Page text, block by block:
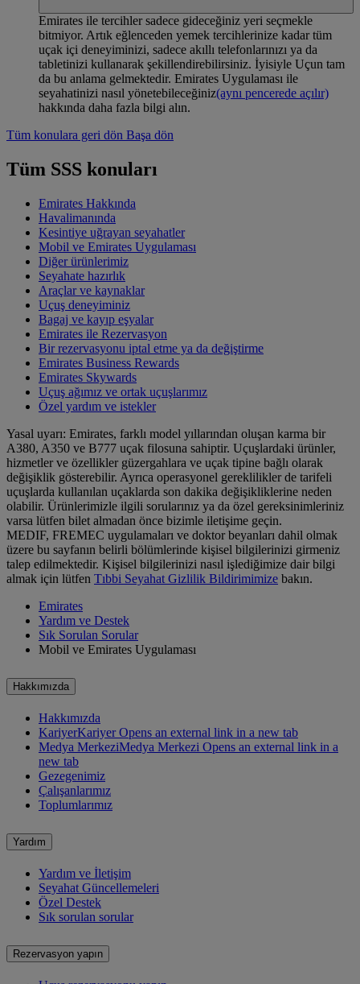
Emirates ile tercihler sadece gideceğiniz yeri seçmekle
bitmiyor. Artık eğlenceden yemek tercihlerinize kadar tüm
uçak içi deneyiminizi, sadece akıllı telefonlarınızı ya da
tabletinizi kullanarak şekillendirebilirsiniz. İyisiyle Uçun tam
da bu anlama gelmektedir. Emirates Uygulaması ile
seyahatinizi nasıl yönetebileceğiniz(aynı pencerede açılır)
hakkında daha fazla bilgi alın.
Tüm konulara geri dön Başa dön
Tüm SSS konuları
Emirates Hakkında
Havalimanında
Kesintiye uğrayan seyahatler
Mobil ve Emirates Uygulaması
Diğer ürünlerimiz
Seyahate hazırlık
Araçlar ve kaynaklar
Uçuş deneyiminiz
Bagaj ve kayıp eşyalar
Emirates ile Rezervasyon
Bir rezervasyonu iptal etme ya da değiştirme
Emirates Business Rewards
Emirates Skywards
Uçuş ağımız ve ortak uçuşlarımız
Özel yardım ve istekler
Yasal uyarı: Emirates, farklı model yıllarından oluşan karma bir
A380, A350 ve B777 uçak filosuna sahiptir. Uçuşlardaki ürünler,
hizmetler ve özellikler güzergahlara ve uçak tipine bağlı olarak
değişiklik gösterebilir. Ayrıca operasyonel gereklilikler de tarifeli
uçuşlarda kullanılan uçaklarda son dakika değişikliklerine neden
olabilir. Ürünlerimizle ilgili sorularınız ya da özel gereksinimleriniz
varsa lütfen bilet almadan önce bizimle iletişime geçin.
MEDIF, FREMEC uygulamaları ve doktor beyanları dahil olmak
üzere bu sayfanın belirli bölümlerinde kişisel bilgilerinizi girmeniz
talep edilmektedir. Kişisel bilgilerinizi nasıl işlediğimize dair bilgi
almak için lütfen Tıbbi Seyahat Gizlilik Bildirimimize bakın.
Emirates
Yardım ve Destek
Sık Sorulan Sorular
Mobil ve Emirates Uygulaması
Hakkımızda
Hakkımızda
KariyerKariyer Opens an external link in a new tab
Medya MerkeziMedya Merkezi Opens an external link in a
new tab
Gezegenimiz
Çalışanlarımız
Toplumlarımız
Yardım
Yardım ve İletişim
Seyahat Güncellemeleri
Özel Destek
Sık sorulan sorular
Rezervasyon yapın